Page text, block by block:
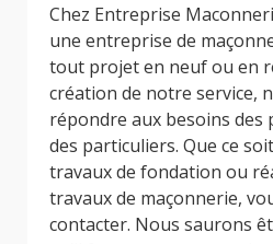
Chez Entreprise
une entreprise de
tout projet en neuf ou en
création de notre service,
répondre aux besoins des
des particuliers. Que ce
travaux de fondation ou
travaux de maçonnerie,
contacter. Nous saurons